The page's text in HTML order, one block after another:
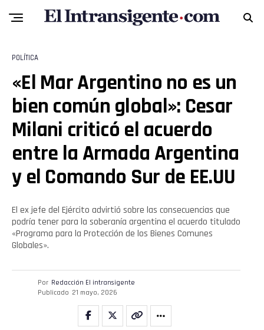
POLÍTICA
«El Mar Argentino no es un
bien común global»: Cesar
Milani criticó el acuerdo
entre la Armada Argentina
y el Comando Sur de EE.UU
El ex jefe del Ejército advirtió sobre las consecuencias que
podría tener para la soberanía argentina el acuerdo titulado
«Programa para la Protección de los Bienes Comunes
Globales».
Por Redacción El intransigente
Publicado 21 mayo, 2026